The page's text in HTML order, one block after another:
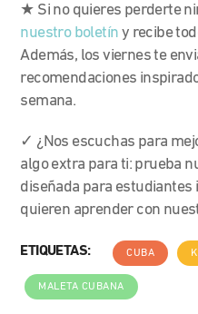
★ Si no quieres perderte
nuestro boletín y recibe
Además, los viernes te
recomendaciones
semana.
✓ ¿Nos escuchas para
algo extra para ti: prueba
diseñada para
quieren aprender con
ETIQUETAS: CUBA
MALETA CUBANA